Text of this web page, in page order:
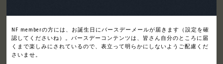
NF memberの方には、お誕生日にバースデーメールが届きます（設定を確
認してくださいね）。バースデーコンテンツは、皆さん自分のところに届
くまで楽しみにされているので、表立って明らかにしないようご配慮くだ
さいませ。